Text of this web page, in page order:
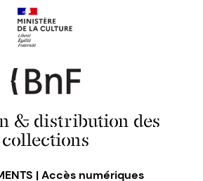
& distribution des
collections
| Accès numériques